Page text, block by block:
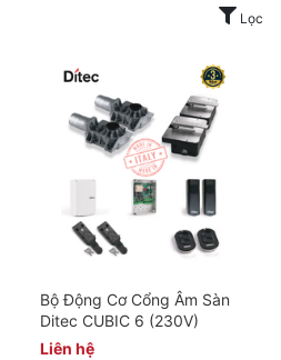
Lọc
Bộ Động Cơ Cổng Âm Sàn
Ditec CUBIC 6 (230V)
Liên hệ